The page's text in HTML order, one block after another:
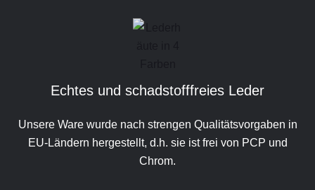
Echtes und schadstofffreies Leder
Unsere Ware wurde nach strengen Qualitätsvorgaben in
EU-Ländern hergestellt, d.h. sie ist frei von PCP und
Chrom.